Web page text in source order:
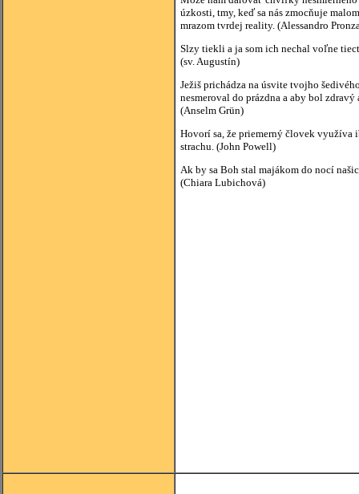
úzkosti, tmy, keď sa nás zmocňuje
mrazom tvrdej reality. (Alessandro
Slzy tiekli a ja som ich nechal voľne
(sv. Augustín)
Ježiš prichádza na úsvite tvojho
nesmeroval do prázdna a aby bol zdravý
(Anselm Grün)
Hovorí sa, že priemerný človek využíva
strachu. (John Powell)
Ak by sa Boh stal majákom do nocí
(Chiara Lubichová)